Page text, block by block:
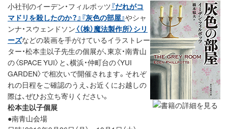
小社刊のイーデン・フィルポッツ『だれがコ
マドリを殺したのか？』 『灰色の部屋』やシャ
ンナ・スウェンドソン〈（株）魔法製作所〉シリ
ーズなどの装画を手がけているイラストレー
ター・松本圭以子先生の個展が、東京・南青山
の〈SPACE YUI〉と、横浜・仲町台の〈YUI
GARDEN〉で相次いで開催されます。それぞ
れの日程をご確認のうえ、お近くにお越しの
際は、ぜひお立ち寄りください。
松本圭以子個展
●南青山会場